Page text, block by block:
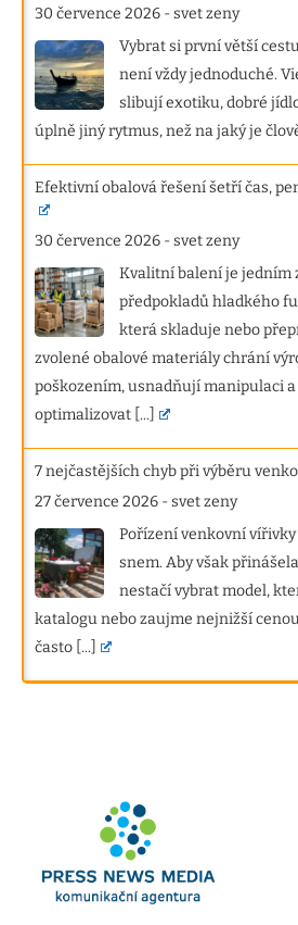
30 července 2026 -svet zeny
Vybrat si první větší
není vždy jednoduché.
slibují exotiku, dobré
úplně jiný rytmus, než na jaký je
Efektivní obalová řešení šetří čas,
30 července 2026 -svet zeny
Kvalitní balení je jedním
předpokladů hladkého
která skladuje nebo
zvolené obalové materiály chrání
poškozením, usnadňují manipulaci
optimalizovat [...]
7 nejčastějších chyb při výběru
27 července 2026 -svet zeny
Pořízení venkovní
snem. Aby však
nestačí vybrat model,
katalogu nebo zaujme nejnižší
často [...]